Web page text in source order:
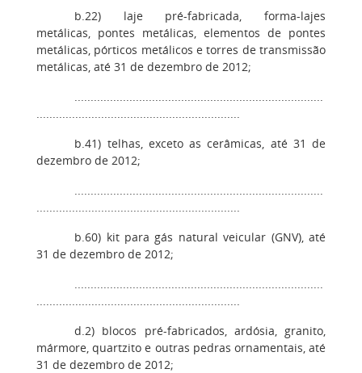
b.22) laje pré-fabricada, forma-lajes
metálicas, pontes metálicas, elementos de pontes
metálicas, pórticos metálicos e torres de transmissão
metálicas, até 31 de dezembro de 2012;
.............................................................................
...............................................................
b.41) telhas, exceto as cerâmicas, até 31 de
dezembro de 2012;
.............................................................................
...............................................................
b.60) kit para gás natural veicular (GNV), até
31 de dezembro de 2012;
.............................................................................
...............................................................
d.2) blocos pré-fabricados, ardósia, granito,
mármore, quartzito e outras pedras ornamentais, até
31 de dezembro de 2012;